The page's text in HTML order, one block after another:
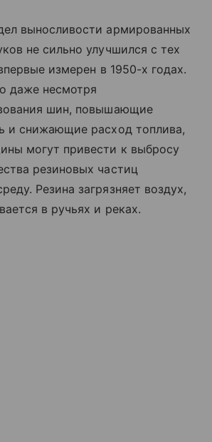
выносливости армированных
не сильно улучшился с тех
измерен в 1950-х годах.
даже несмотря
шин, повышающие
и снижающие расход топлива,
могут привести к выбросу
резиновых частиц
Резина загрязняет воздух,
в ручьях и реках.